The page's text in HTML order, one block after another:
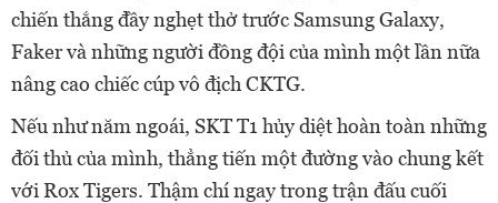
chiến thắng đầy nghẹt thở trước Samsung Galaxy,
Faker và những người đồng đội của mình một lần nữa
nâng cao chiếc cúp vô địch CKTG.
Nếu như năm ngoái, SKT T1 hủy diệt hoàn toàn những
đối thủ của mình, thẳng tiến một đường vào chung kết
với Rox Tigers. Thậm chí ngay trong trận đấu cuối